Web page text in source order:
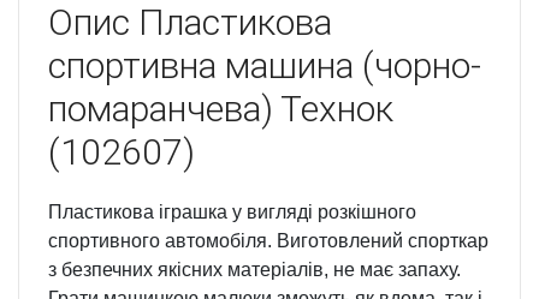
Опис Пластикова
спортивна машина (чорно-
помаранчева) Технок
(102607)
Пластикова іграшка у вигляді розкішного
спортивного автомобіля. Виготовлений спорткар
з безпечних якісних матеріалів, не має запаху.